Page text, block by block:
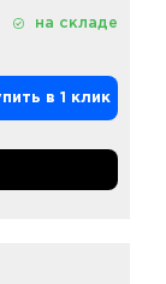
на складе
в 1 клик